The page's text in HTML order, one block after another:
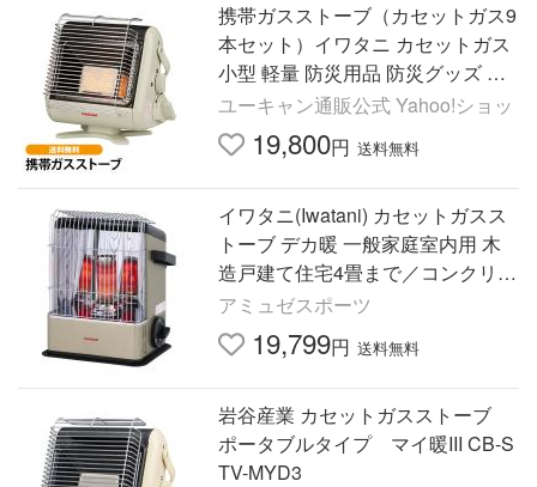
携帯ガスストーブ（カセットガス9
本セット）イワタニ カセットガス
小型 軽量 防災用品 防災グッズ 停
電 緊急用 災害用 コンパクト 送料
無料
ユーキャン通販公式 Yahoo!ショッ
19,800円 送料無料
イワタニ(Iwatani) カセットガスス
トーブ デカ暖 一般家庭室内用 木
造戸建て住宅4畳まで／コンクリー
ト集合住宅5畳まで QQ コストコ C
B-STV-DKD-CO(25y12m)
アミュゼスポーツ
19,799円 送料無料
岩谷産業 カセットガスストーブ
ポータブルタイプ マイ暖III CB-S
TV-MYD3